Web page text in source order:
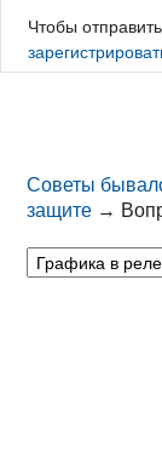
Чтобы
Советы
защите →